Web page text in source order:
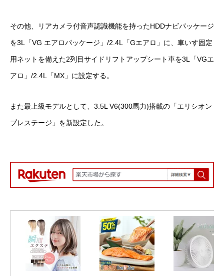
その他、リアカメラ付音声認識機能を持ったHDDナビパッケージ
を3L「VG エアロパッケージ」/2.4L「Gエアロ」に、車いす固定
用ネットを備えた2列目サイドリフトアップシート車を3L「VGエ
アロ」/2.4L「MX」に設定する。
また最上級モデルとして、3.5L V6(300馬力)搭載の「エリシオン
プレステージ」を新設定した。